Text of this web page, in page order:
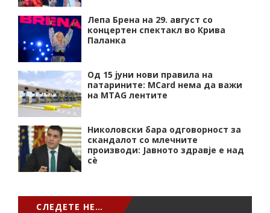
Лепа Брена на 29. август со
концертен спектакл во Крива
Паланка
Од 15 јуни нови правила на
патарините: MCard нема да важи
на MTAG лентите
Николовски бара одговорност за
скандалот со млечните
производи: Јавното здравје е над
сѐ
СЛЕДЕТЕ НЕ…